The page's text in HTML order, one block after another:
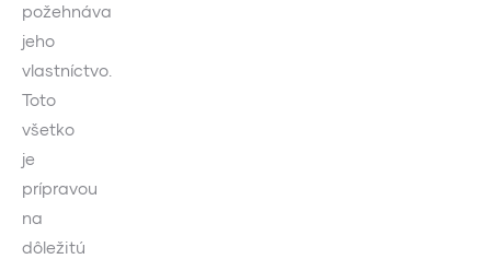
požehnáva
jeho
vlastníctvo.
Toto
všetko
je
prípravou
na
dôležitú